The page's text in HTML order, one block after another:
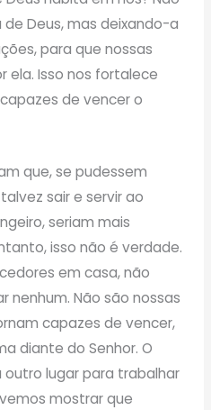
Deus, mas deixando-a
para que nossas
ela. Isso nos fortalece
de vencer o
que, se pudessem
sair e servir ao
seriam mais
isso não é verdade.
em casa, não
nenhum. Não são nossas
capazes de vencer,
diante do Senhor. O
outro lugar para trabalhar
mostrar que